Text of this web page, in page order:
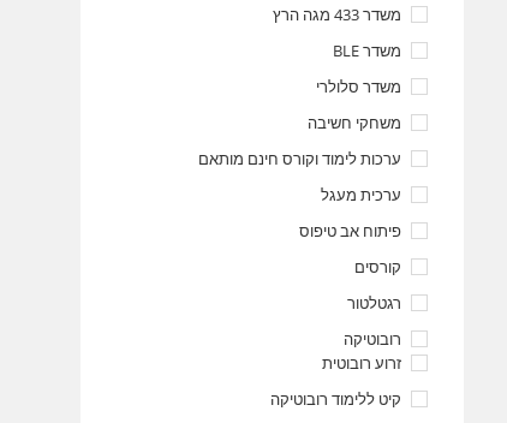
משדר 433 מגה הרץ
משדר BLE
משדר סלולרי
משחקי חשיבה
ערכות לימוד וקורס חינם מותאם
ערכית מעגל
פיתוח אב טיפוס
קורסים
רגטלטור
רובוטיקה
זרוע רובוטית
קיט ללימוד רובוטיקה